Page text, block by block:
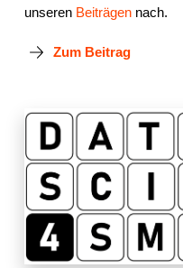
unseren Beiträgennach.
Zum Beitrag